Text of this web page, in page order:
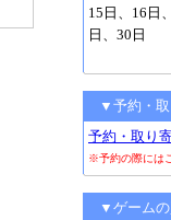
15日、16日
日、30日
▼予約・
予約・取り
※予約の際には
▼ゲーム